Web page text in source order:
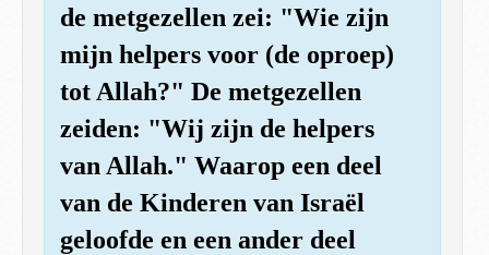
de metgezellen zei: "Wie zijn
mijn helpers voor (de oproep)
tot Allah?" De metgezellen
zeiden: "Wij zijn de helpers
van Allah." Waarop een deel
van de Kinderen van Israël
geloofde en een ander deel